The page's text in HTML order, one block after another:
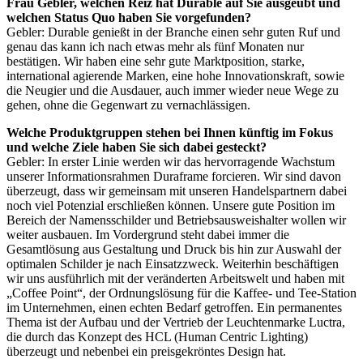
welchen Status Quo haben Sie vorgefunden?
Gebler: Durable genießt in der Branche einen sehr guten Ruf und
genau das kann ich nach etwas mehr als fünf Monaten nur
bestätigen. Wir haben eine sehr gute Marktposition, starke,
international agierende Marken, eine hohe Innovationskraft, sowie
die Neugier und die Ausdauer, auch immer wieder neue Wege zu
gehen, ohne die Gegenwart zu vernachlässigen.
Welche Produktgruppen stehen bei Ihnen künftig im Fokus
und welche Ziele haben Sie sich dabei gesteckt?
Gebler: In erster Linie werden wir das hervorragende Wachstum
unserer Informationsrahmen Duraframe forcieren. Wir sind davon
überzeugt, dass wir gemeinsam mit unseren Handelspartnern dabei
noch viel Potenzial erschließen können. Unsere gute Position im
Bereich der Namensschilder und Betriebsausweishalter wollen wir
weiter ausbauen. Im Vordergrund steht dabei immer die
Gesamtlösung aus Gestaltung und Druck bis hin zur Auswahl der
optimalen Schilder je nach Einsatzzweck. Weiterhin beschäftigen
wir uns ausführlich mit der veränderten Arbeitswelt und haben mit
„Coffee Point“, der Ordnungslösung für die Kaffee- und Tee-Station
im Unternehmen, einen echten Bedarf getroffen. Ein permanentes
Thema ist der Aufbau und der Vertrieb der Leuchtenmarke Luctra,
die durch das Konzept des HCL (Human Centric Lighting)
überzeugt und nebenbei ein preisgekröntes Design hat.